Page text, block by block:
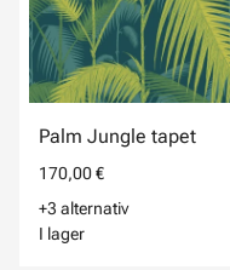
Palm Jungle tapet
170,00 €
+3 alternativ
I lager